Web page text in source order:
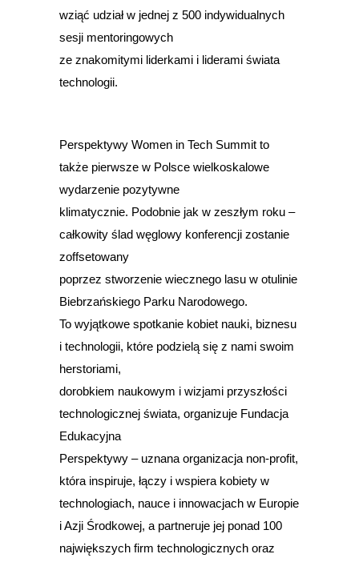
wziąć udział w jednej z 500 indywidualnych
sesji mentoringowych
ze znakomitymi liderkami i liderami świata
technologii.
Perspektywy Women in Tech Summit to
także pierwsze w Polsce wielkoskalowe
wydarzenie pozytywne
klimatycznie. Podobnie jak w zeszłym roku –
całkowity ślad węglowy konferencji zostanie
zoffsetowany
poprzez stworzenie wiecznego lasu w otulinie
Biebrzańskiego Parku Narodowego.
To wyjątkowe spotkanie kobiet nauki, biznesu
i technologii, które podzielą się z nami swoim
herstoriami,
dorobkiem naukowym i wizjami przyszłości
technologicznej świata, organizuje Fundacja
Edukacyjna
Perspektywy – uznana organizacja non-profit,
która inspiruje, łączy i wspiera kobiety w
technologiach, nauce i innowacjach w Europie
i Azji Środkowej, a partneruje jej ponad 100
największych firm technologicznych oraz